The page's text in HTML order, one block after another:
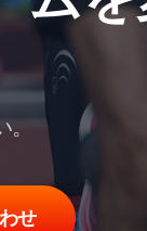
せ